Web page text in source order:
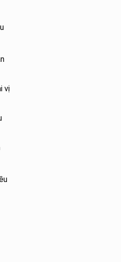
vị